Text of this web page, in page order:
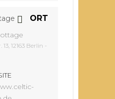
ORT
12163 Berlin -